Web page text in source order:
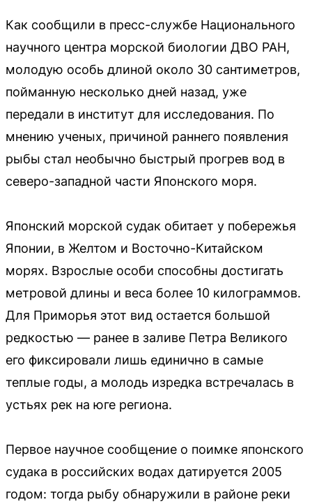
Как сообщили в пресс-службе Национального
научного центра морской биологии ДВО РАН,
молодую особь длиной около 30 сантиметров,
пойманную несколько дней назад, уже
передали в институт для исследования. По
мнению ученых, причиной раннего появления
рыбы стал необычно быстрый прогрев вод в
северо-западной части Японского моря.
Японский морской судак обитает у побережья
Японии, в Желтом и Восточно-Китайском
морях. Взрослые особи способны достигать
метровой длины и веса более 10 килограммов.
Для Приморья этот вид остается большой
редкостью — ранее в заливе Петра Великого
его фиксировали лишь единично в самые
теплые годы, а молодь изредка встречалась в
устьях рек на юге региона.
Первое научное сообщение о поимке японского
судака в российских водах датируется 2005
годом: тогда рыбу обнаружили в районе реки